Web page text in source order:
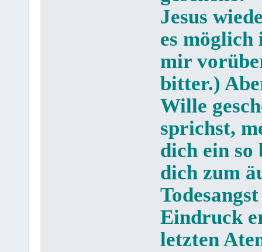
Jesus
es möglich
mir
bitter.)
Wille
sprichst,
dich ein so
dich zum
Eindruck
letzten